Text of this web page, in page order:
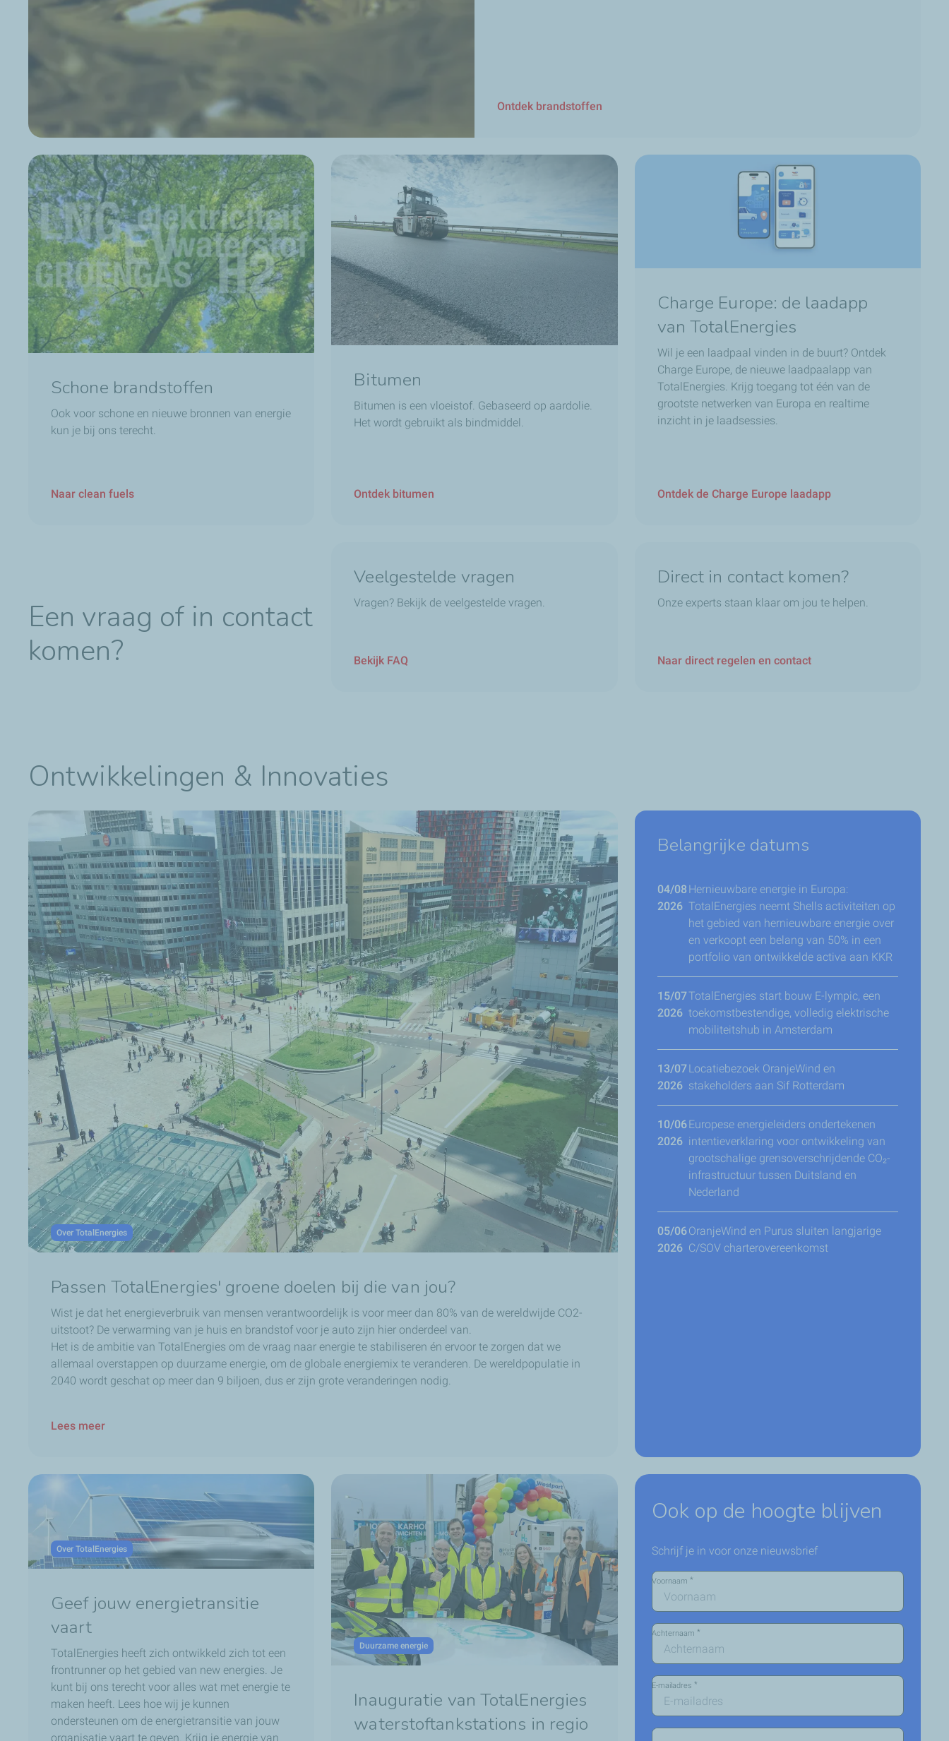
Ontdek brandstoffen
Schone brandstoffen
Ook voor schone en nieuwe bronnen van energie
kun je bij ons terecht.
Naar clean fuels
Bitumen
Bitumen is een vloeistof. Gebaseerd op aardolie.
Het wordt gebruikt als bindmiddel.
Ontdek bitumen
Charge Europe: de laadapp
van TotalEnergies
Wil je een laadpaal vinden in de buurt? Ontdek
Charge Europe, de nieuwe laadpaalapp van
TotalEnergies. Krijg toegang tot één van de
grootste netwerken van Europa en realtime
inzicht in je laadsessies.
Ontdek de Charge Europe laadapp
Een vraag of in contact
komen?
Veelgestelde vragen
Vragen? Bekijk de veelgestelde vragen.
Bekijk FAQ
Direct in contact komen?
Onze experts staan klaar om jou te helpen.
Naar direct regelen en contact
Ontwikkelingen & Innovaties
Over TotalEnergies
Passen TotalEnergies' groene doelen bij die van jou?
Wist je dat het energieverbruik van mensen verantwoordelijk is voor meer dan 80% van de wereldwijde CO2-
uitstoot? De verwarming van je huis en brandstof voor je auto zijn hier onderdeel van.
Het is de ambitie van TotalEnergies om de vraag naar energie te stabiliseren én ervoor te zorgen dat we
allemaal overstappen op duurzame energie, om de globale energiemix te veranderen. De wereldpopulatie in
2040 wordt geschat op meer dan 9 biljoen, dus er zijn grote veranderingen nodig.
Lees meer
Belangrijke datums
04/08
2026
Hernieuwbare energie in Europa:
TotalEnergies neemt Shells activiteiten op
het gebied van hernieuwbare energie over
en verkoopt een belang van 50% in een
portfolio van ontwikkelde activa aan KKR
15/07
2026
TotalEnergies start bouw E-lympic, een
toekomstbestendige, volledig elektrische
mobiliteitshub in Amsterdam
13/07
2026
Locatiebezoek OranjeWind en
stakeholders aan Sif Rotterdam
10/06
2026
Europese energieleiders ondertekenen
intentieverklaring voor ontwikkeling van
grootschalige grensoverschrijdende CO₂-
infrastructuur tussen Duitsland en
Nederland
05/06
2026
OranjeWind en Purus sluiten langjarige
C/SOV charterovereenkomst
Over TotalEnergies
Geef jouw energietransitie
vaart
TotalEnergies heeft zich ontwikkeld zich tot een
frontrunner op het gebied van new energies. Je
kunt bij ons terecht voor alles wat met energie te
maken heeft. Lees hoe wij je kunnen
ondersteunen om de energietransitie van jouw
organisatie vaart te geven. Krijg je energie van
Duurzame energie
Inauguratie van TotalEnergies
waterstoftankstations in regio
Ook op de hoogte blijven
Schrijf je in voor onze nieuwsbrief
Voornaam *
Achternaam *
E-mailadres *